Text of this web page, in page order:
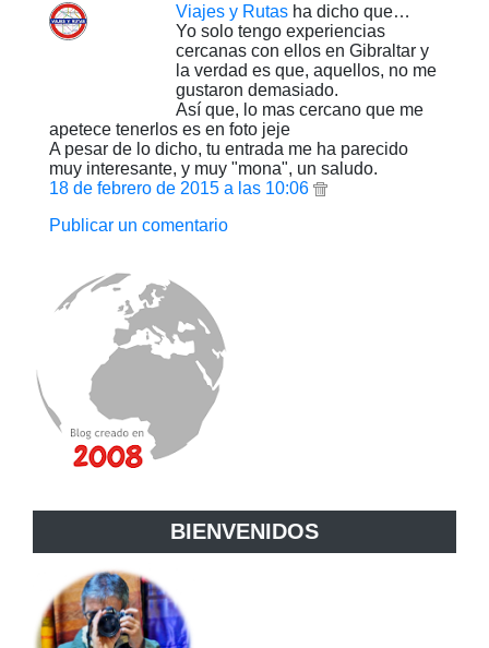
Viajes y Rutas ha dicho que…
Yo solo tengo experiencias
cercanas con ellos en Gibraltar y
la verdad es que, aquellos, no me
gustaron demasiado.
Así que, lo mas cercano que me
apetece tenerlos es en foto jeje
A pesar de lo dicho, tu entrada me ha parecido
muy interesante, y muy "mona", un saludo.
18 de febrero de 2015 a las 10:06
Publicar un comentario
BIENVENIDOS